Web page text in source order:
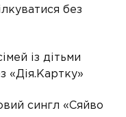
без
із дітьми
«Дія.Картку»
сингл «Сяйво